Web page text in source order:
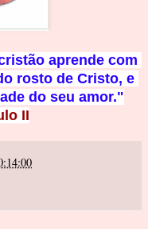
aprende com
rosto de Cristo, e
do seu amor."
II